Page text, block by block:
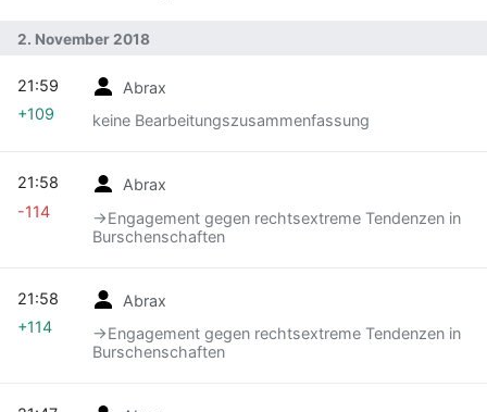
2. November 2018
Abrax
keine Bearbeitungszusammenfassung
21:59
+109
Abrax
→‎Engagement gegen rechtsextreme Tendenzen in
Burschenschaften
21:58
-114
Abrax
→‎Engagement gegen rechtsextreme Tendenzen in
Burschenschaften
21:58
+114